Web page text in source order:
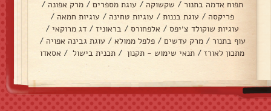
תפוח אדמה בתנור / שקשוקה / עוגת מספרים / מרק אפונה /
פריקסה / עוגת בננות / עוגיות טחינה / עוגיות חמאה /
עוגיות שוקולד צ׳יפס / אלפחורס / בראוניז / דג מרוקאי /
עוף בתנור / מרק עדשים / פלפל ממולא / עוגת גבינה אפויה /
מתכון לאורז / תנאי שימוש - תקנון / תכנית בישול / אסאדו